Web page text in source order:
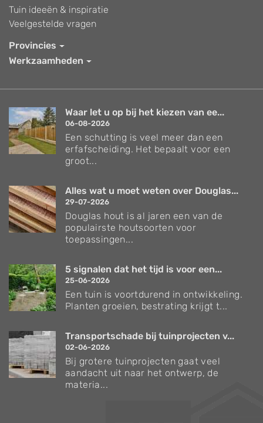
Tuin ideeën & inspiratie
Veelgestelde vragen
Provincies
Werkzaamheden
Waar let u op bij het kiezen van ee...
06-08-2026
Een schutting is veel meer dan een
erfafscheiding. Het bepaalt voor een
groot...
Alles wat u moet weten over Douglas...
29-07-2026
Douglas hout is al jaren een van de
populairste houtsoorten voor
toepassingen...
5 signalen dat het tijd is voor een...
25-06-2026
Een tuin is voortdurend in ontwikkeling.
Planten groeien, bestrating krijgt t...
Transportschade bij tuinprojecten v...
02-06-2026
Bij grotere tuinprojecten gaat veel
aandacht uit naar het ontwerp, de
materia...